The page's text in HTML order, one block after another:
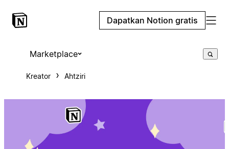
Dapatkan Notion gratis
Marketplace
Kreator Ahtziri